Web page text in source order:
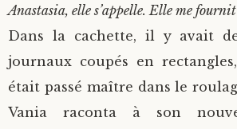
Anastasia, elle s’appelle. Elle me
Dans la cachette, il y avait
journaux coupés en
était passé maître dans le
Vania raconta à son